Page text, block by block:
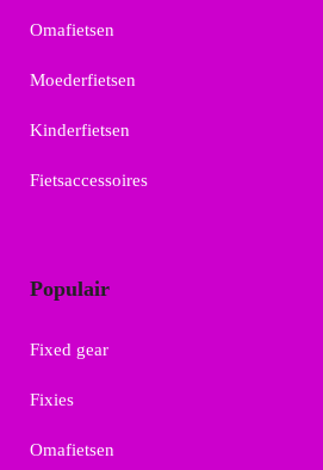
Omafietsen
Moederfietsen
Kinderfietsen
Fietsaccessoires
Populair
Fixed gear
Fixies
Omafietsen